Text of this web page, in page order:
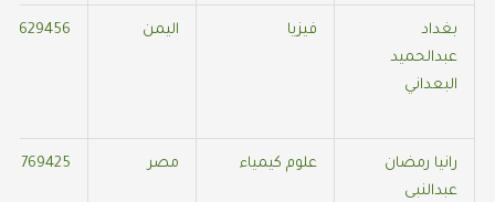
بغداد
عبدالحميد
البعداني
فيزيا اليمن
رانيا رمضان
عبدالنبى
علوم كيمياء مصر